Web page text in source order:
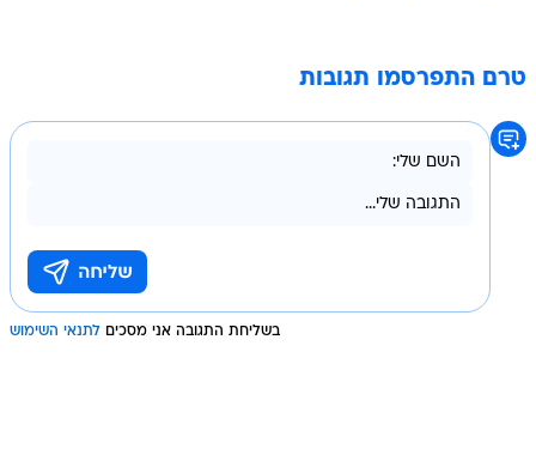
טרם התפרסמו תגובות
בשליחת התגובה אני מסכים לתנאי השימוש